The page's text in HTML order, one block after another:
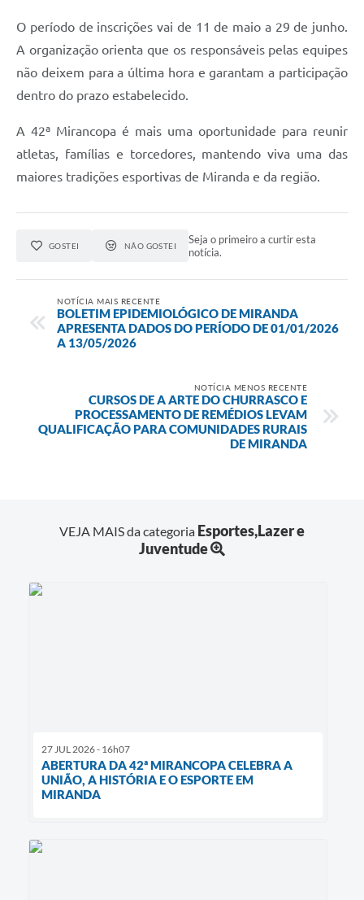
O período de inscrições vai de 11 de maio a 29 de junho.
A organização orienta que os responsáveis pelas equipes
não deixem para a última hora e garantam a participação
dentro do prazo estabelecido.
A 42ª Mirancopa é mais uma oportunidade para reunir
atletas, famílias e torcedores, mantendo viva uma das
maiores tradições esportivas de Miranda e da região.
GOSTEI NÃO GOSTEI
Seja o primeiro a curtir esta
notícia.
NOTÍCIA MAIS RECENTE
BOLETIM EPIDEMIOLÓGICO DE MIRANDA
APRESENTA DADOS DO PERÍODO DE 01/01/2026
A 13/05/2026
NOTÍCIA MENOS RECENTE
CURSOS DE A ARTE DO CHURRASCO E
PROCESSAMENTO DE REMÉDIOS LEVAM
QUALIFICAÇÃO PARA COMUNIDADES RURAIS
DE MIRANDA
VEJA MAIS da categoria Esportes,Lazer e
Juventude
27 JUL 2026 - 16h07
ABERTURA DA 42ª MIRANCOPA CELEBRA A
UNIÃO, A HISTÓRIA E O ESPORTE EM
MIRANDA